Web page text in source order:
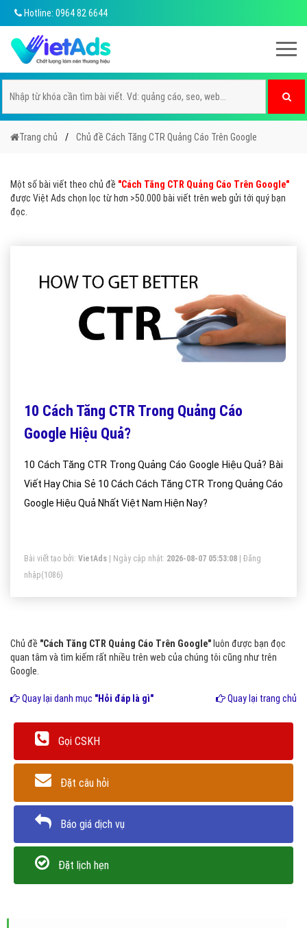
Hotline: 0964 82 6644
Trang chủ Chủ đề Cách Tăng CTR Quảng Cáo Trên Google
Một số bài viết theo chủ đề "Cách Tăng CTR Quảng Cáo Trên Google"
được Việt Ads chọn lọc từ hơn >50.000 bài viết trên web gửi tới quý bạn
đọc.
10 Cách Tăng CTR Trong Quảng Cáo
Google Hiệu Quả?
10 Cách Tăng CTR Trong Quảng Cáo Google Hiệu Quả? Bài
Viết Hay Chia Sẻ 10 Cách Cách Tăng CTR Trong Quảng Cáo
Google Hiệu Quả Nhất Việt Nam Hiện Nay?
Bài viết tạo bởi: VietAds | Ngày cập nhật: 2026-08-07 05:53:08
Đăng
nhập(1086)
Chủ đề "Cách Tăng CTR Quảng Cáo Trên Google" luôn được bạn đọc
quan tâm và tìm kiếm rất nhiều trên web của chúng tôi cũng như trên
Google.
Quay lại danh mục "Hỏi đáp là gì" Quay lại trang chủ
Gọi CSKH
Đặt câu hỏi
Báo giá dịch vụ
Đặt lịch hẹn